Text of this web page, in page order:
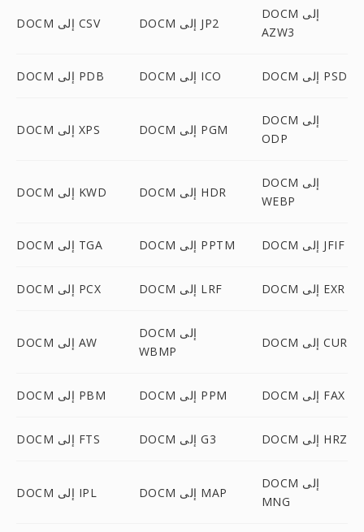
DOCM إلى CSV DOCM إلى JP2
DOCM إلى
AZW3
DOCM إلى PDB DOCM إلى ICO DOCM إلى PSD
DOCM إلى XPS DOCM إلى PGM
DOCM إلى
ODP
DOCM إلى KWD DOCM إلى HDR
DOCM إلى
WEBP
DOCM إلى TGA DOCM إلى PPTM DOCM إلى JFIF
DOCM إلى PCX DOCM إلى LRF DOCM إلى EXR
DOCM إلى AW
DOCM إلى
WBMP
DOCM إلى CUR
DOCM إلى PBM DOCM إلى PPM DOCM إلى FAX
DOCM إلى FTS DOCM إلى G3 DOCM إلى HRZ
DOCM إلى IPL DOCM إلى MAP
DOCM إلى
MNG